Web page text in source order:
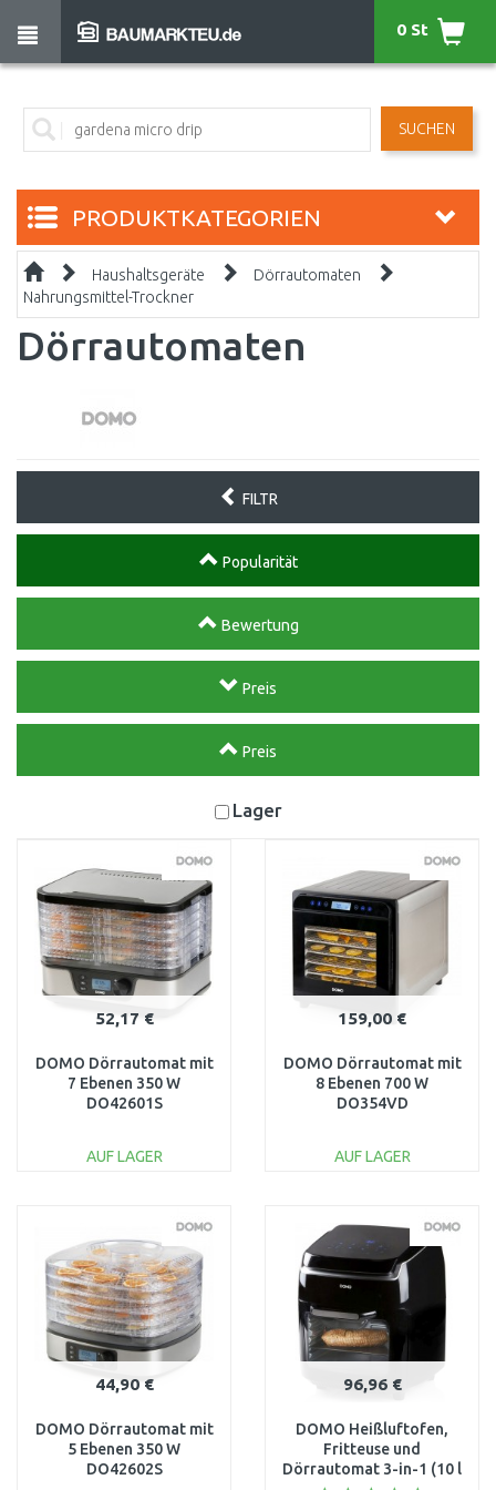
SUCHEN
0 St
PRODUKTKATEGORIEN
Haushaltsgeräte
Dörrautomaten
Nahrungsmittel-Trockner
Dörrautomaten
FILTR
Popularität
Bewertung
Preis
Preis
Lager
52,17 €
DOMO Dörrautomat mit
7 Ebenen 350 W
DO42601S
AUF LAGER
Vergleichen
159,00 €
DOMO Dörrautomat mit
8 Ebenen 700 W
DO354VD
AUF LAGER
Vergleichen
44,90 €
DOMO Dörrautomat mit
5 Ebenen 350 W
DO42602S
96,96 €
DOMO Heißluftofen,
Fritteuse und
Dörrautomat 3-in-1 (10 l